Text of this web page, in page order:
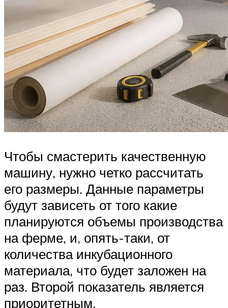
Чтобы смастерить качественную
машину, нужно четко рассчитать
его размеры. Данные параметры
будут зависеть от того какие
планируются объемы производства
на ферме, и, опять-таки, от
количества инкубационного
материала, что будет заложен на
раз. Второй показатель является
приоритетным.